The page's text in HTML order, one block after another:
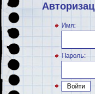
Имя:
Пароль:
Войти